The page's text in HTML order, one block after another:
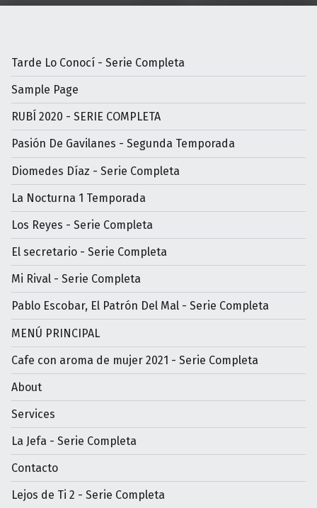
Tarde Lo Conocí - Serie Completa
Sample Page
RUBÍ 2020 - SERIE COMPLETA
Pasión De Gavilanes - Segunda Temporada
Diomedes Díaz - Serie Completa
La Nocturna 1 Temporada
Los Reyes - Serie Completa
El secretario - Serie Completa
Mi Rival - Serie Completa
Pablo Escobar, El Patrón Del Mal - Serie Completa
MENÚ PRINCIPAL
Cafe con aroma de mujer 2021 - Serie Completa
About
Services
La Jefa - Serie Completa
Contacto
Lejos de Ti 2 - Serie Completa